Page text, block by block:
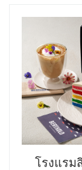
โรงแรม